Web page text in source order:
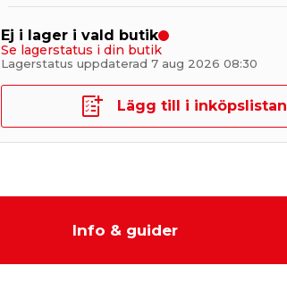
Ej i lager i vald butik
Se lagerstatus i din butik
Lagerstatus uppdaterad 7 aug 2026 08:30
Lägg till i inköpslistan
Info & guider